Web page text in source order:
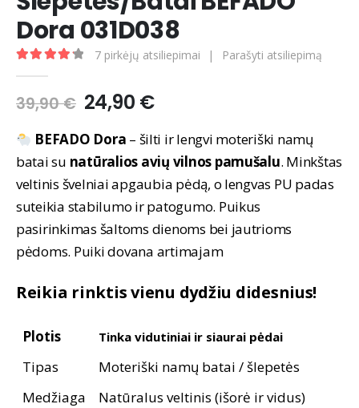
Dora 031D038
7pirkėjų atsiliepimai | Parašyti atsiliepimą
39,90€ Original
was:
39,90 €.
24,90 €Current
is:
24,90 €.
BEFADO Dora – šilti ir lengvi moteriški namų
batai su natūralios avių vilnos pamušalu. Minkštas
veltinis švelniai apgaubia pėdą, o lengvas PU padas
suteikia stabilumo ir patogumo. Puikus
pasirinkimas šaltoms dienoms bei jautrioms
pėdoms. Puiki dovana artimajam
Reikia rinktis vienu dydžiu didesnius!
Plotis Tinka vidutiniai ir siaurai pėdai
Tipas
Moteriški namų batai / šlepetės
Medžiaga
Natūralus veltinis (išorė ir vidus)